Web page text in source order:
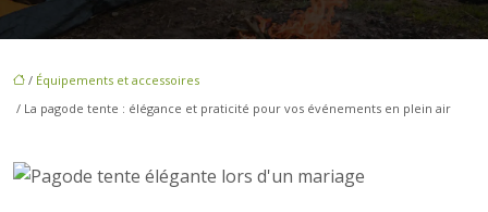
/ Équipements et accessoires
/ La pagode tente : élégance et praticité pour vos événements en plein air